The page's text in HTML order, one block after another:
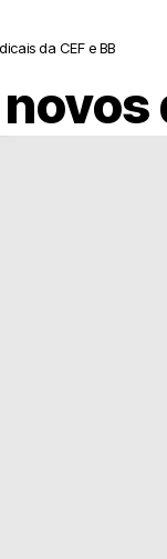
da CEF e BB